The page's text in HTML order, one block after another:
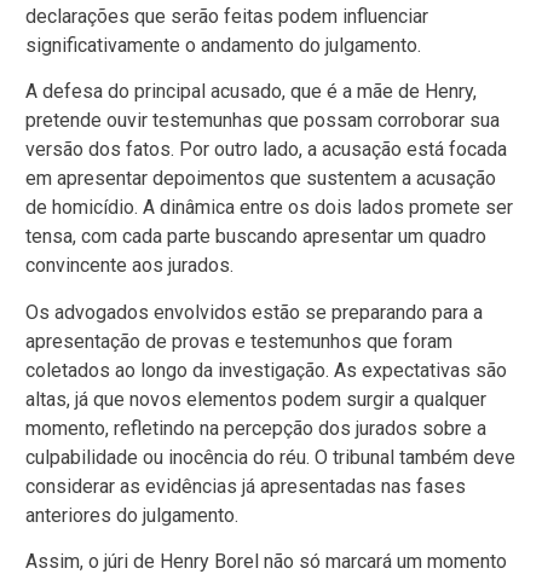
declarações que serão feitas podem influenciar
significativamente o andamento do julgamento.
A defesa do principal acusado, que é a mãe de Henry,
pretende ouvir testemunhas que possam corroborar sua
versão dos fatos. Por outro lado, a acusação está focada
em apresentar depoimentos que sustentem a acusação
de homicídio. A dinâmica entre os dois lados promete ser
tensa, com cada parte buscando apresentar um quadro
convincente aos jurados.
Os advogados envolvidos estão se preparando para a
apresentação de provas e testemunhos que foram
coletados ao longo da investigação. As expectativas são
altas, já que novos elementos podem surgir a qualquer
momento, refletindo na percepção dos jurados sobre a
culpabilidade ou inocência do réu. O tribunal também deve
considerar as evidências já apresentadas nas fases
anteriores do julgamento.
Assim, o júri de Henry Borel não só marcará um momento